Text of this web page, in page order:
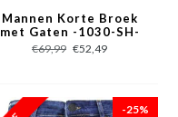
Mannen Korte Broek
met Gaten -1030-SH-
Blauw
€69,99 €52,49
-25%